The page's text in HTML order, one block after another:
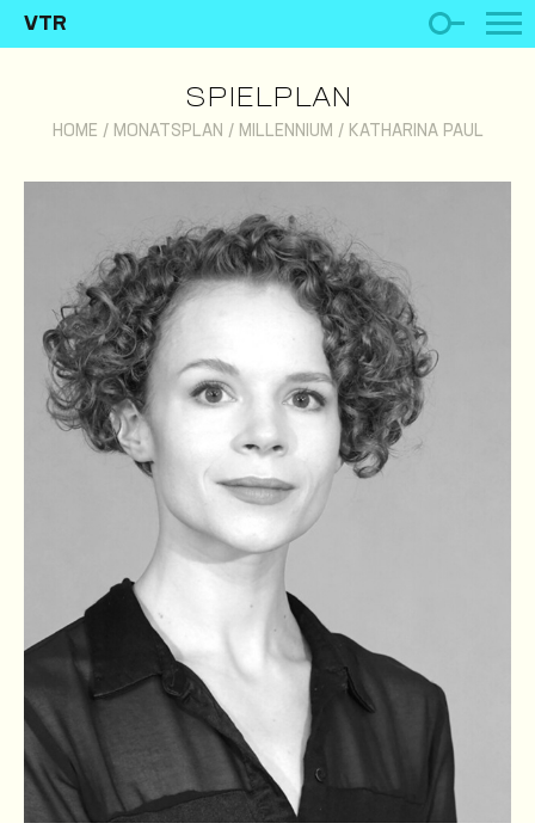
VTR
SPIELPLAN
HOME / MONATSPLAN / MILLENNIUM / KATHARINA PAUL